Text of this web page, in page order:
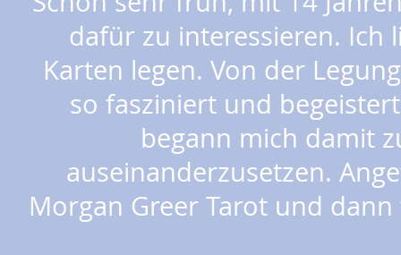
dafür zu interessieren. Ich
Karten legen. Von der
so fasziniert und
begann mich damit
auseinanderzusetzen.
Morgan Greer Tarot und